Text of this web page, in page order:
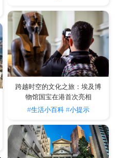
跨越时空的文化之旅：埃及博
物馆国宝在港首次亮相
#生活小百科#小提示